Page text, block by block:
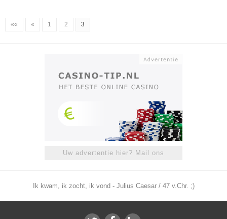
«« « 1 2 3
Uw advertentie hier? Mail ons
Ik kwam, ik zocht, ik vond - Julius Caesar / 47 v.Chr. ;)